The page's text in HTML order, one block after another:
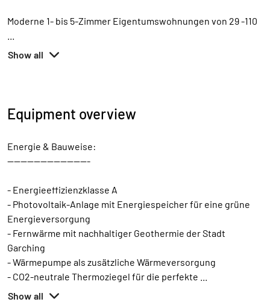
Moderne 1- bis 5-Zimmer Eigentumswohnungen von 29 -110
Show all
Equipment overview
Energie & Bauweise:
-------------------------
- Energieeffizienzklasse A
- Photovoltaik-Anlage mit Energiespeicher für eine grüne
Energieversorgung
- Fernwärme mit nachhaltiger Geothermie der Stadt
Garching
- Wärmepumpe als zusätzliche Wärmeversorgung
- CO2-neutrale Thermoziegel für die perfekte
Show all